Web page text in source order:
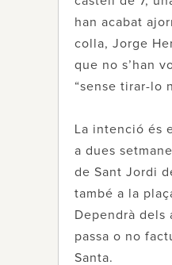
han acabat
colla, Jorge
que no s’han
“sense tirar-lo
La intenció és
a dues
de Sant Jordi
també a la
Dependrà dels
passa o no
Santa.